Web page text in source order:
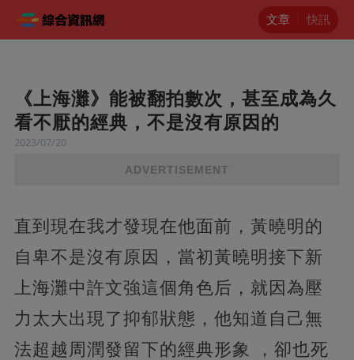
文章 快訊
《上海灘》能被翻拍數次，甚至成為久
看不厭的經典，不是沒有原因的
2023/07/20
ADVERTISEMENT
直到現在我才發現在他面前，黃曉明的
自卑不是沒有原因，當初黃曉明接下新
上海灘中許文強這個角色后，就因為壓
力太大出現了抑郁狀態，他知道自己無
法超越周潤發留下的經典形象 ，卻也死